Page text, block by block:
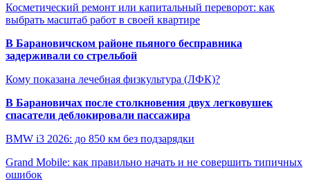
Косметический ремонт или капитальный переворот: как
выбрать масштаб работ в своей квартире
В Барановичском районе пьяного бесправника
задерживали со стрельбой
Кому показана лечебная физкультура (ЛФК)?
В Барановичах после столкновения двух легковушек
спасатели деблокировали пассажира
BMW i3 2026: до 850 км без подзарядки
Grand Mobile: как правильно начать и не совершить типичных
ошибок